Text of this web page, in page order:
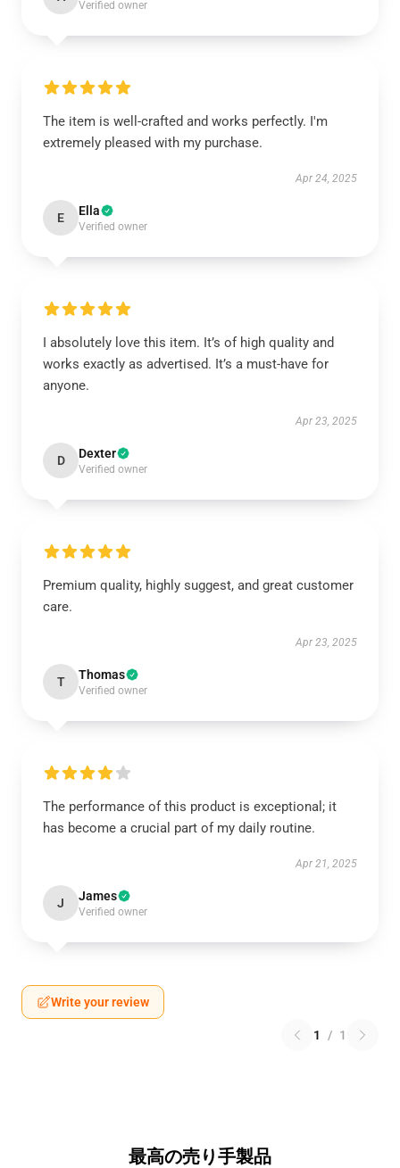
Verified owner
The item is well-crafted and works perfectly. I'm
extremely pleased with my purchase.
Apr 24, 2025
E Ella
Verified owner
I absolutely love this item. It’s of high quality and
works exactly as advertised. It’s a must-have for
anyone.
Apr 23, 2025
D Dexter
Verified owner
Premium quality, highly suggest, and great customer
care.
Apr 23, 2025
T Thomas
Verified owner
The performance of this product is exceptional; it
has become a crucial part of my daily routine.
Apr 21, 2025
J James
Verified owner
Write your review
1 / 1
最高の売り手製品